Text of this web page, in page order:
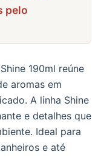
pelo
190ml reúne
aromas em
A linha Shine
e detalhes que
Ideal para
e até